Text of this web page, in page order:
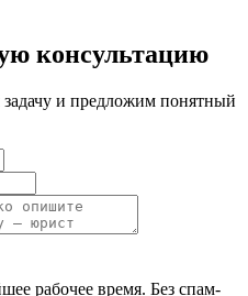
консультацию
и предложим понятный
рабочее время. Без спам-